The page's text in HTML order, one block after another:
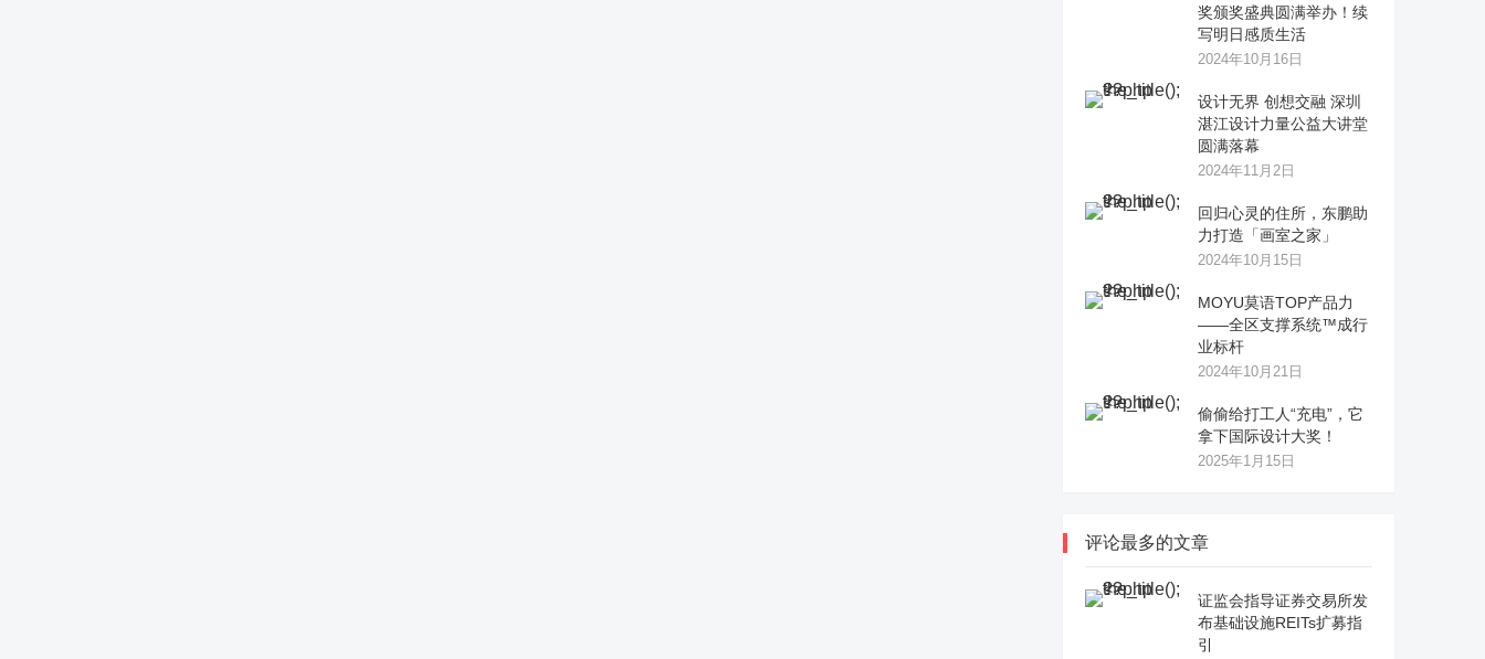
奖颁奖盛典圆满举办！续
写明日感质生活
2024年10月16日
设计无界 创想交融 深圳
湛江设计力量公益大讲堂
圆满落幕
2024年11月2日
回归心灵的住所，东鹏助
力打造「画室之家」
2024年10月15日
MOYU莫语TOP产品力
——全区支撑系统™成行
业标杆
2024年10月21日
偷偷给打工人“充电”，它
拿下国际设计大奖！
2025年1月15日
评论最多的文章
证监会指导证券交易所发
布基础设施REITs扩募指
引